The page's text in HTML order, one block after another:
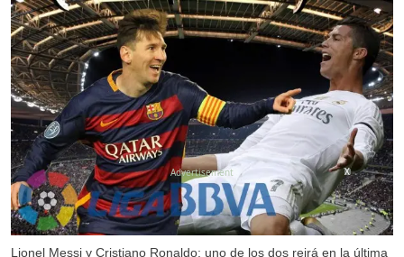
Lionel Messi y Cristiano Ronaldo; uno de los dos reirá en la última
X